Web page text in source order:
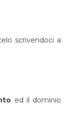
scrivendoci a
ed il dominio